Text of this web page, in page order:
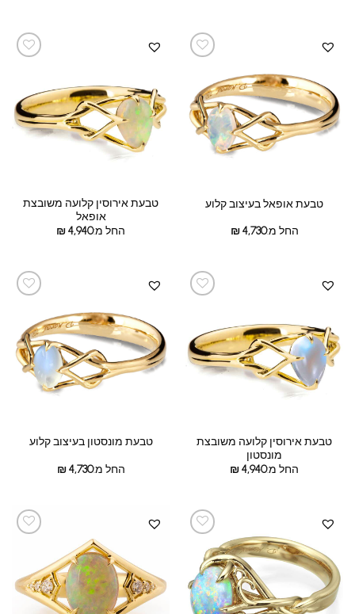
טבעת אופאל בעיצוב קלוע
החל מ: ₪4,730
טבעת אירוסין קלועה משובצת
אופאל
החל מ:
₪4,940
טבעת אירוסין קלועה משובצת
מונסטון
החל מ:
₪4,940
טבעת מונסטון בעיצוב קלוע
החל מ: ₪4,730